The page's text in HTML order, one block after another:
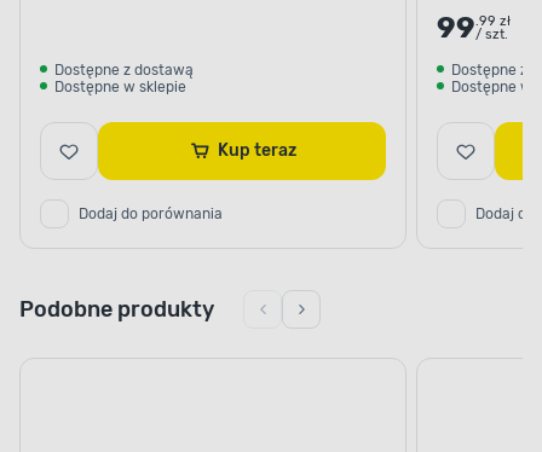
Dostępne z dostawą
Dostępne w sklepie
Kup teraz
Dodaj do porównania
99.99 zł
/ szt.
Dostępne z
Dostępne w
Dodaj do
Podobne produkty